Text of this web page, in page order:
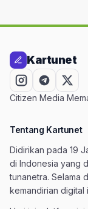
Kartunet
Citizen Media
Tentang Kartunet
Didirikan pada 19
di Indonesia yang
tunanetra. Selama
kemandirian digital